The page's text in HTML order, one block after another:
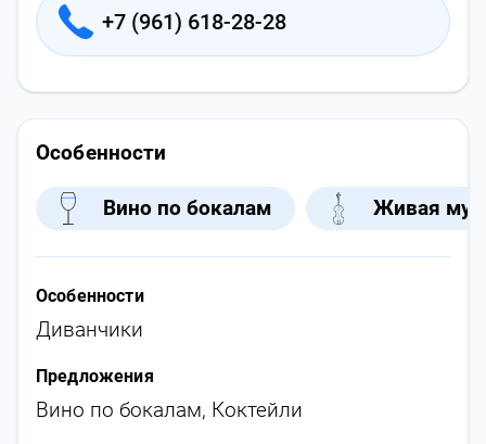
+7 (961) 618-28-28
Особенности
Вино по бокалам Живая
Особенности
Диванчики
Предложения
Вино по бокалам, Коктейли